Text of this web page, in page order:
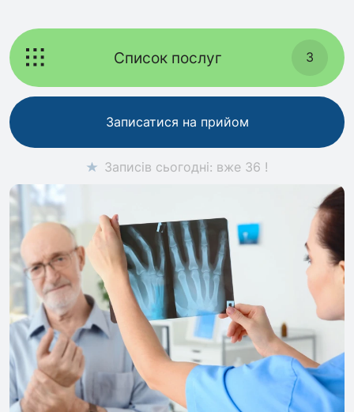
Список послуг 3
Записатися на прийом
Записів сьогодні: вже 36 !